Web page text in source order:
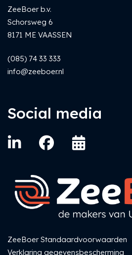
ZeeBoer b.v.
Schorsweg 6
8171 ME VAASSEN
(085) 74 33 333
info@zeeboer.nl
Social media
ZeeBoer Standaardvoorwaarden
Verklaring gegevensbescherming